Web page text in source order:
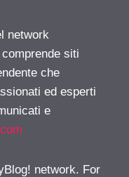
network
siti
che
ed esperti
e
network. For